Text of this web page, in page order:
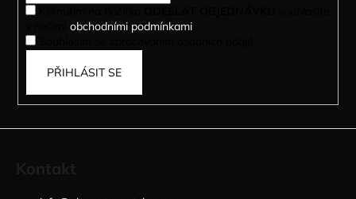
obchodními podmínkami.
PŘIHLÁSIT SE